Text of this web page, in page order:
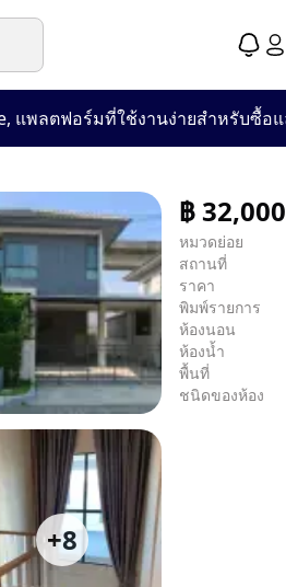
ลตฟอร์มที่ใช้งานง่ายสำหรับซื้อและขา
+8
฿32,000
หมวดย่อย
สถานที่
ราคา
พิมพ์รายการ
ห้องนอน
ห้องน้ำ
พื้นที่
ชนิดของห้อง